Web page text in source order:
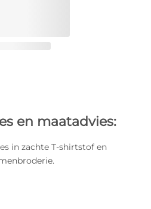
en maatadvies:
in zachte T-shirtstof en